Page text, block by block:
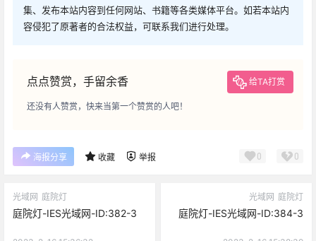
集、发布本站内容到任何网站、书籍等各类媒体平台。如若本站内
容侵犯了原著者的合法权益，可联系我们进行处理。
点点赞赏，手留余香 给TA打赏
还没有人赞赏，快来当第一个赞赏的人吧！
海报分享 收藏 举报 0 0
光域网 庭院灯
庭院灯-IES光域网-ID:382-3
光域网 庭院灯
庭院灯-IES光域网-ID:384-3